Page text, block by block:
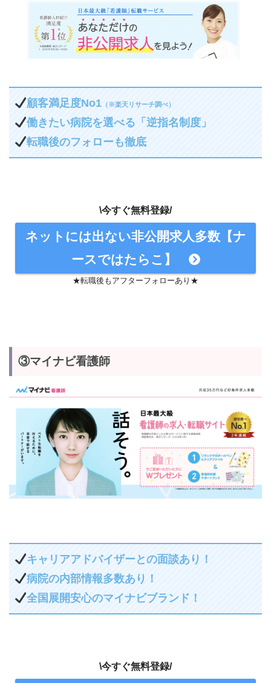
顧客満足度No1（※楽天リサーチ調べ）
働きたい病院を選べる「逆指名制度」
転職後のフォローも徹底
\今すぐ無料登録/
ネットには出ない非公開求人多数【ナ
ースではたらこ】
★転職後もアフターフォローあり★
③マイナビ看護師
キャリアアドバイザーとの面談あり！
病院の内部情報多数あり！
全国展開安心のマイナビブランド！
\今すぐ無料登録/